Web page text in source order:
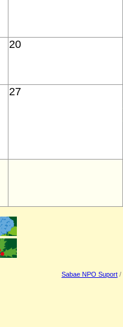
20
27